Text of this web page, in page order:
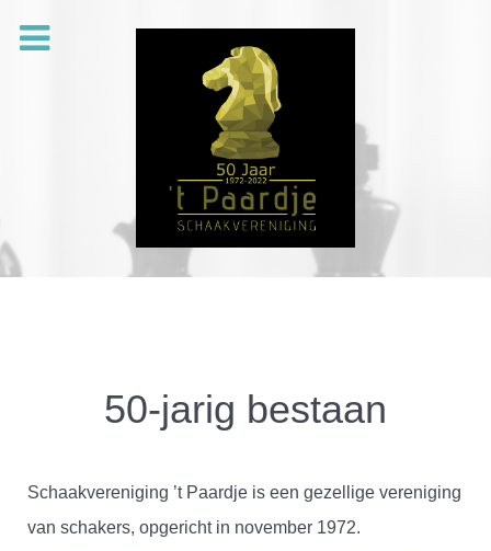
50-jarig bestaan
Schaakvereniging ’t Paardje is een gezellige vereniging
van schakers, opgericht in november 1972.